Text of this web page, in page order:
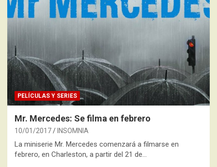
PELÍCULAS Y SERIES
Mr. Mercedes: Se filma en febrero
10/01/2017 INSOMNIA
La miniserie Mr. Mercedes comenzará a filmarse en
febrero, en Charleston, a partir del 21 de…